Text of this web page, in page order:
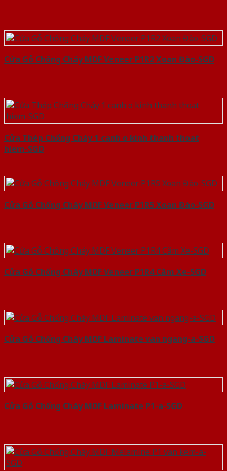
Cửa Gỗ Chống Cháy MDF Veneer P1R2 Xoan Đào-SGD
Cửa Thép Chống Cháy 1 canh o kinh thanh thoat
hiem-SGD
Cửa Gỗ Chống Cháy MDF Veneer P1R5 Xoan Đào-SGD
Cửa Gỗ Chống Cháy MDF Veneer P1R4 Căm Xe-SGD
Cửa Gỗ Chống Cháy MDF Laminate van ngang-a-SGD
Cửa Gỗ Chống Cháy MDF Laminate P1-a-SGD